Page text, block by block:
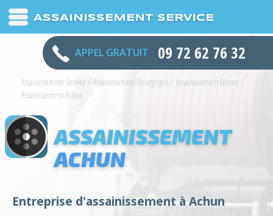
ASSAINISSEMENT SERVICE
APPEL GRATUIT 09 72 62 76 32
Assainissement Service / Assainissement Bourgogne / Assainissement Nièvre /
Assainissement Achun
ASSAINISSEMENT
ACHUN
Entreprise d'assainissement à Achun